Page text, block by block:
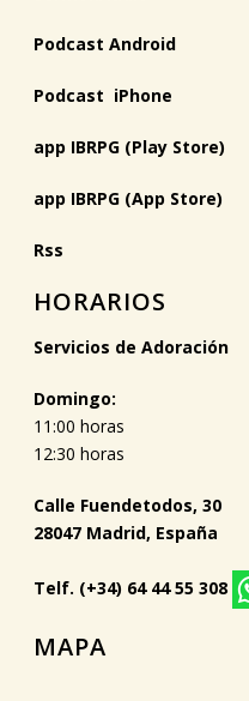
Podcast Android
Podcast iPhone
app IBRPG (Play Store)
app IBRPG (App Store)
Rss
HORARIOS
Servicios de Adoración
Domingo:
11:00 horas
12:30 horas
Calle Fuendetodos, 30
28047 Madrid, España
Telf. (+34) 64 44 55 308
MAPA